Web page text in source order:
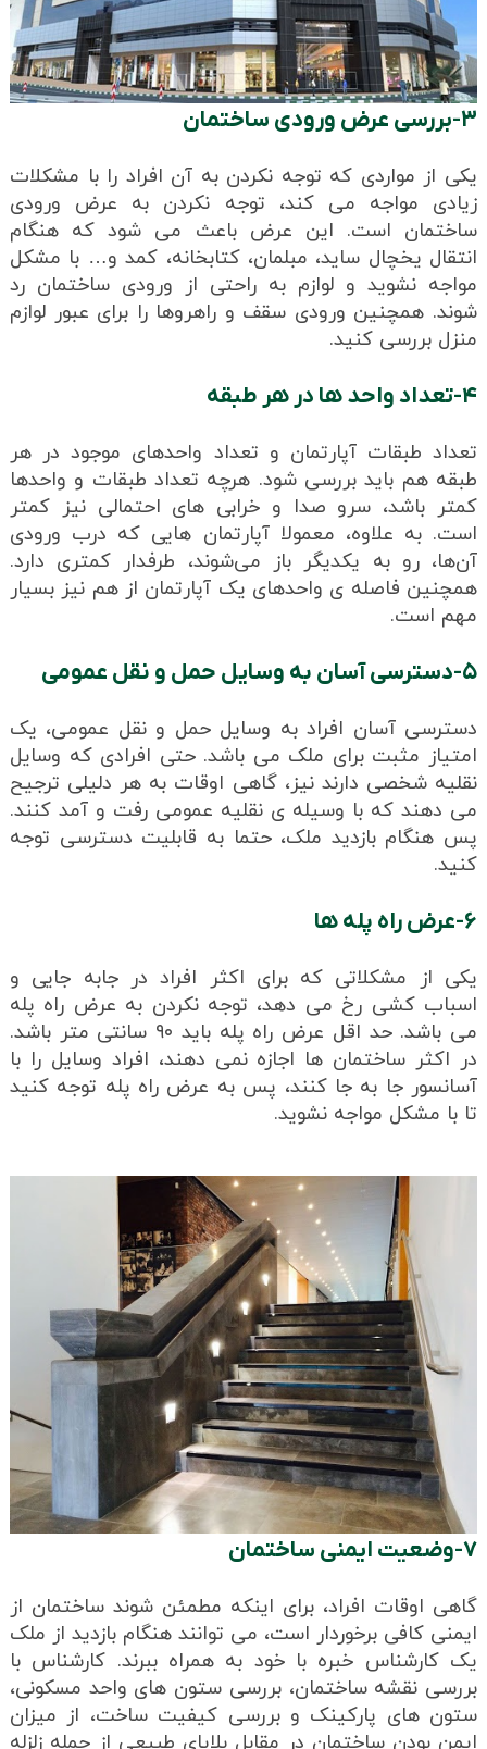
۳-بررسی عرض ورودی ساختمان
یکی از مواردی که توجه نکردن به آن افراد را با مشکلات
زیادی مواجه می کند، توجه نکردن به عرض ورودی
ساختمان است. این عرض باعث می شود که هنگام
انتقال یخچال ساید، مبلمان، کتابخانه، کمد و… با مشکل
مواجه نشوید و لوازم به راحتی از ورودی ساختمان رد
شوند. همچنین ورودی سقف و راهروها را برای عبور لوازم
منزل بررسی کنید.
۴-تعداد واحد ها در هر طبقه
تعداد طبقات آپارتمان و تعداد واحدهای موجود در هر
طبقه هم باید بررسی شود. هرچه تعداد طبقات و واحدها
کمتر باشد، سرو صدا و خرابی های احتمالی نیز کمتر
است. به علاوه، معمولا آپارتمان‌ هایی که درب ورودی
آن‌ها، رو به یکدیگر باز می‌شوند، طرفدار کمتری دارد.
همچنین فاصله ی واحدهای یک آپارتمان از هم نیز بسیار
مهم است.
۵-دسترسی آسان به وسایل حمل و نقل عمومی
دسترسی آسان افراد به وسایل حمل و نقل عمومی، یک
امتیاز مثبت برای ملک می باشد. حتی افرادی که وسایل
نقلیه شخصی دارند نیز، گاهی اوقات به هر دلیلی ترجیح
می دهند که با وسیله ی نقلیه عمومی رفت و آمد کنند.
پس هنگام بازدید ملک، حتما به قابلیت دسترسی توجه
کنید.
۶-عرض راه پله ها
یکی از مشکلاتی که برای اکثر افراد در جابه جایی و
اسباب کشی رخ می دهد، توجه نکردن به عرض راه پله
می باشد. حد اقل عرض راه پله باید ۹۰ سانتی متر باشد.
در اکثر ساختمان ها اجازه نمی دهند، افراد وسایل را با
آسانسور جا به جا کنند، پس به عرض راه پله توجه کنید
تا با مشکل مواجه نشوید.
۷-وضعیت ایمنی ساختمان
گاهی اوقات افراد، برای اینکه مطمئن شوند ساختمان از
ایمنی کافی برخوردار است، می توانند هنگام بازدید از ملک
یک کارشناس خبره با خود به همراه ببرند. کارشناس با
بررسی نقشه ساختمان، بررسی ستون‌ های واحد مسکونی،
ستون‌ های پارکینک و بررسی کیفیت ساخت، از میزان
ایمن بودن ساختمان در مقابل بلایای طبیعی از جمله زلزله